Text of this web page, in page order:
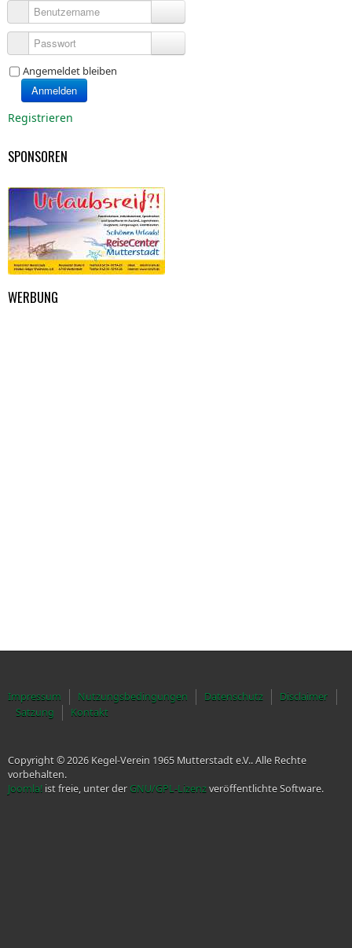
Benutzername
Passwort
Angemeldet bleiben
Anmelden
Registrieren
SPONSOREN
WERBUNG
Impressum Nutzungsbedingungen Datenschutz
Disclaimer
Satzung
Kontakt
Copyright © 2026 Kegel-Verein 1965 Mutterstadt e.V.. Alle Rechte
vorbehalten.
Joomla! ist freie, unter der GNU/GPL-Lizenzveröffentlichte Software.